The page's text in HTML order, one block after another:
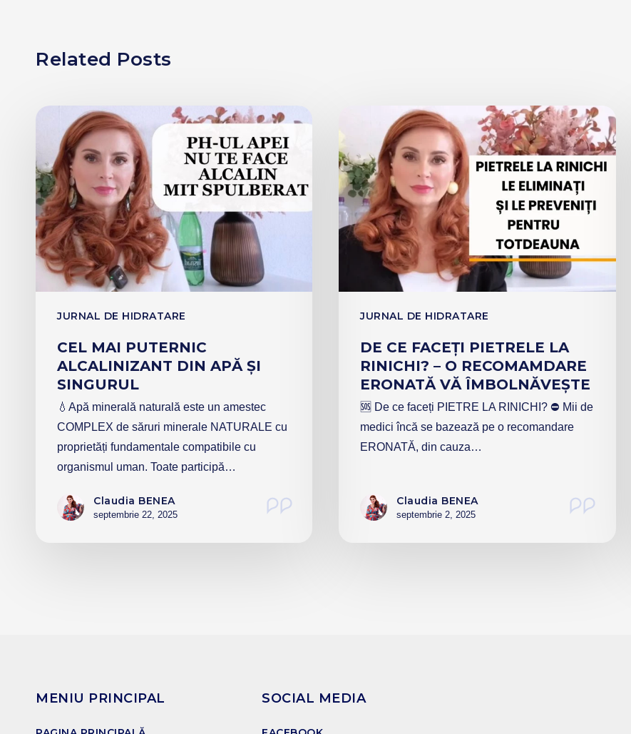
Related Posts
JURNAL DE HIDRATARE
CEL MAI PUTERNIC
ALCALINIZANT DIN APĂ ȘI
SINGURUL
💧Apă minerală naturală este un amestec
COMPLEX de săruri minerale NATURALE cu
proprietăți fundamentale compatibile cu
organismul uman. Toate participă…
Claudia BENEA
septembrie 22, 2025
JURNAL DE HIDRATARE
DE CE FACEȚI PIETRELE LA
RINICHI? – O RECOMAMDARE
ERONATĂ VĂ ÎMBOLNĂVEȘTE
🆘 De ce faceți PIETRE LA RINICHI? ⛔️ Mii de
medici încă se bazează pe o recomandare
ERONATĂ, din cauza…
Claudia BENEA
septembrie 2, 2025
MENIU PRINCIPAL SOCIAL MEDIA